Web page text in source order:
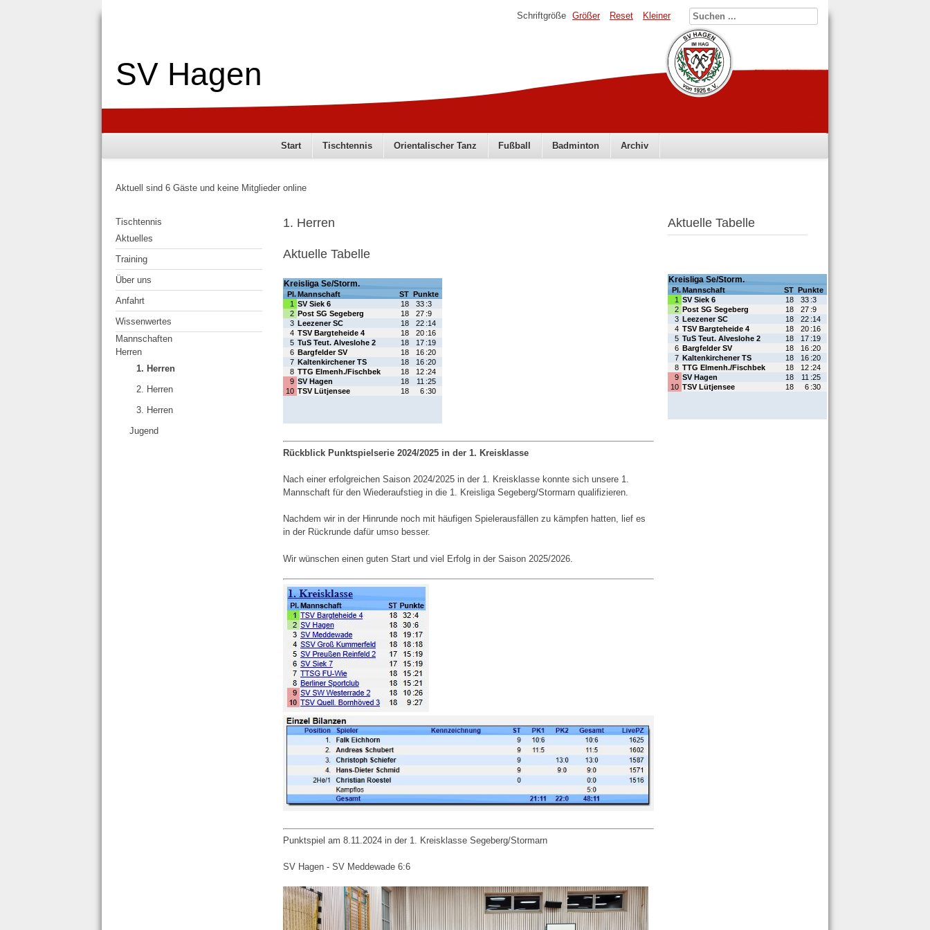
SV Hagen
Start Tischtennis Orientalischer Tanz Fußball Badminton Archiv
Schriftgröße Größer Reset Kleiner
Aktuell sind 6 Gäste und keine Mitglieder online
Tischtennis
Aktuelles
Training
Über uns
Anfahrt
Wissenwertes
Mannschaften
Herren
1. Herren
2. Herren
3. Herren
Jugend
1. Herren
Aktuelle Tabelle
Rückblick Punktspielserie 2024/2025 in der 1. Kreisklasse
Nach einer erfolgreichen Saison 2024/2025 in der 1. Kreisklasse konnte sich unsere 1.
Mannschaft für den Wiederaufstieg in die 1. Kreisliga Segeberg/Stormarnqualifizieren.
Nachdem wir in der Hinrunde noch mit häufigen Spielerausfällen zu kämpfen hatten, lief es
in der Rückrunde dafür umso besser.
Wir wünschen einen guten Start und viel Erfolg in der Saison 2025/2026.
Punktspiel am 8.11.2024 in der 1. Kreisklasse Segeberg/Stormarn
SV Hagen - SV Meddewade 6:6
Aktuelle Tabelle